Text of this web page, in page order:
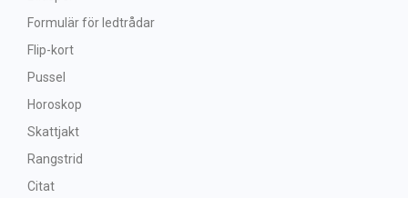
Formulär för ledtrådar
Flip-kort
Pussel
Horoskop
Skattjakt
Rangstrid
Citat